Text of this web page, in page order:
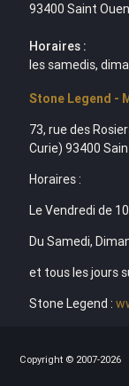
93400 Saint
Horaires :
les samedis,
Stone Legend -
73, rue des
Curie) 93400
Horaires :
Le Vendredi de
Du Samedi,
et tous les jours
Stone Legend :
Copyright © 2007-2026